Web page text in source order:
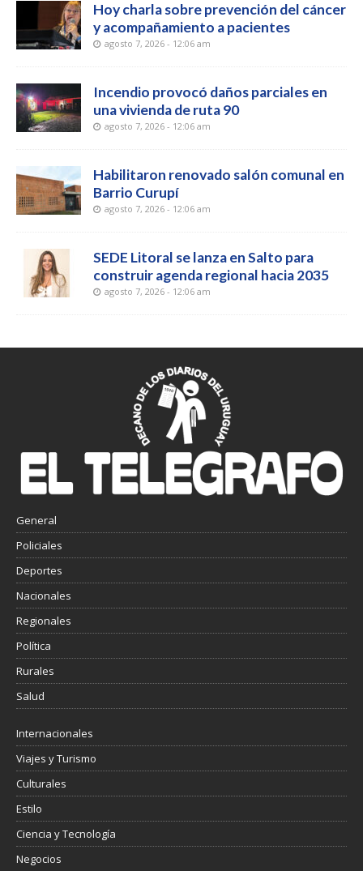
Hoy charla sobre prevención del cáncer
y acompañamiento a pacientes
agosto 7, 2026 - 12:06 am
Incendio provocó daños parciales en
una vivienda de ruta 90
agosto 7, 2026 - 12:06 am
Habilitaron renovado salón comunal en
Barrio Curupí
agosto 7, 2026 - 12:06 am
SEDE Litoral se lanza en Salto para
construir agenda regional hacia 2035
agosto 7, 2026 - 12:06 am
General
Policiales
Deportes
Nacionales
Regionales
Política
Rurales
Salud
Internacionales
Viajes y Turismo
Culturales
Estilo
Ciencia y Tecnología
Negocios